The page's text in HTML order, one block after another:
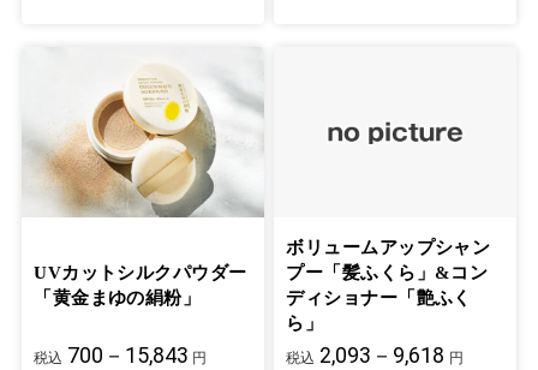
UVカットシルクパウダー
「黄金まゆの絹粉」
税込 700－15,843 円
ボリュームアップシャン
プー「髪ふくら」&コン
ディショナー「艶ふく
ら」
税込 2,093－9,618 円